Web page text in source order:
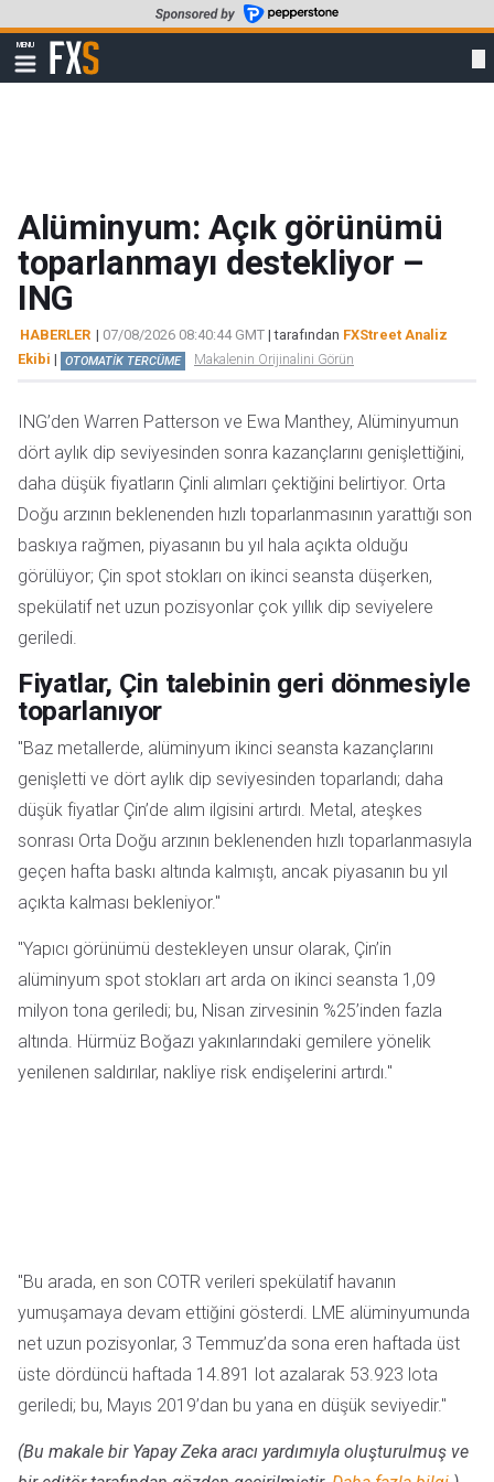
to
main
content
MENU
Show
navigation
FXStreet
Alüminyum: Açık görünümü
toparlanmayı destekliyor –
ING
HABERLER | 07/08/2026 08:40:44 GMT | tarafından FXStreet Analiz
Ekibi | OTOMATİK TERCÜME Makalenin Orijinalini Görün
ING’den Warren Patterson ve Ewa Manthey, Alüminyumun
dört aylık dip seviyesinden sonra kazançlarını genişlettiğini,
daha düşük fiyatların Çinli alımları çektiğini belirtiyor. Orta
Doğu arzının beklenenden hızlı toparlanmasının yarattığı son
baskıya rağmen, piyasanın bu yıl hala açıkta olduğu
görülüyor; Çin spot stokları on ikinci seansta düşerken,
spekülatif net uzun pozisyonlar çok yıllık dip seviyelere
geriledi.
Fiyatlar, Çin talebinin geri dönmesiyle
toparlanıyor
"Baz metallerde, alüminyum ikinci seansta kazançlarını
genişletti ve dört aylık dip seviyesinden toparlandı; daha
düşük fiyatlar Çin’de alım ilgisini artırdı. Metal, ateşkes
sonrası Orta Doğu arzının beklenenden hızlı toparlanmasıyla
geçen hafta baskı altında kalmıştı, ancak piyasanın bu yıl
açıkta kalması bekleniyor."
"Yapıcı görünümü destekleyen unsur olarak, Çin’in
alüminyum spot stokları art arda on ikinci seansta 1,09
milyon tona geriledi; bu, Nisan zirvesinin %25’inden fazla
altında. Hürmüz Boğazı yakınlarındaki gemilere yönelik
yenilenen saldırılar, nakliye risk endişelerini artırdı."
"Bu arada, en son COTR verileri spekülatif havanın
yumuşamaya devam ettiğini gösterdi. LME alüminyumunda
net uzun pozisyonlar, 3 Temmuz’da sona eren haftada üst
üste dördüncü haftada 14.891 lot azalarak 53.923 lota
geriledi; bu, Mayıs 2019’dan bu yana en düşük seviyedir."
(Bu makale bir Yapay Zeka aracı yardımıyla oluşturulmuş ve